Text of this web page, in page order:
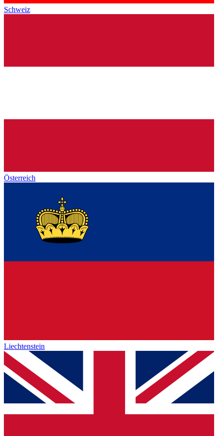
Schweiz
Österreich
Liechtenstein